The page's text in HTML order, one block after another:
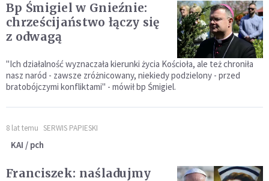
Bp Śmigiel w Gnieźnie:
chrześcijaństwo łączy się
z odwagą
"Ich działalność wyznaczała kierunki życia Kościoła, ale też chroniła
nasz naród - zawsze zróżnicowany, niekiedy podzielony - przed
bratobójczymi konfliktami" - mówił bp Śmigiel.
8 lat temu SERWIS PAPIESKI
KAI / pch
Franciszek: naśladujmy